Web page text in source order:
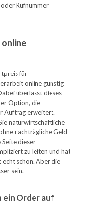
Rufnummer
für
online günstig
überlasst dieses
Option, die
Auftrag erweitert.
naturwirtschaftliche
nachträgliche Geld
Seite dieser
zu leiten und hat
echt schön. Aber die
sein.
ein Order auf